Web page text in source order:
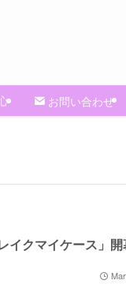
お問い合わせ
イクマイケース」